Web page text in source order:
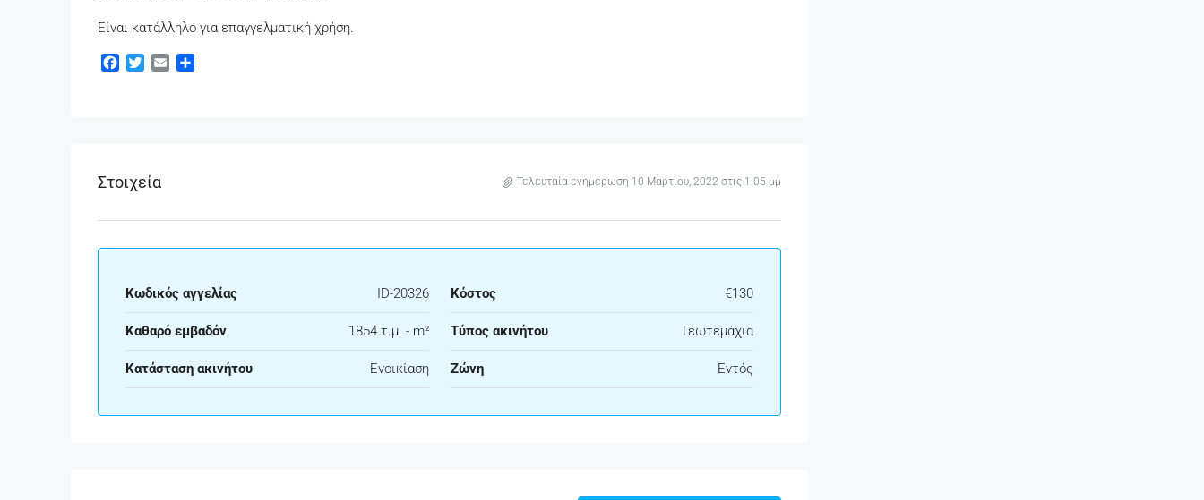
Είναι κατάλληλο για επαγγελματική χρήση.
Facebook
TwitterEmail
Στοιχεία Τελευταία ενημέρωση 10 Μαρτίου, 2022 στις 1:05 μμ
Κωδικός αγγελίας ID-20326 Κόστος €130
Καθαρό εμβαδόν 1854 τ.μ. - m² Τύπος ακινήτου Γεωτεμάχια
Κατάσταση ακινήτου Ενοικίαση Ζώνη Εντός